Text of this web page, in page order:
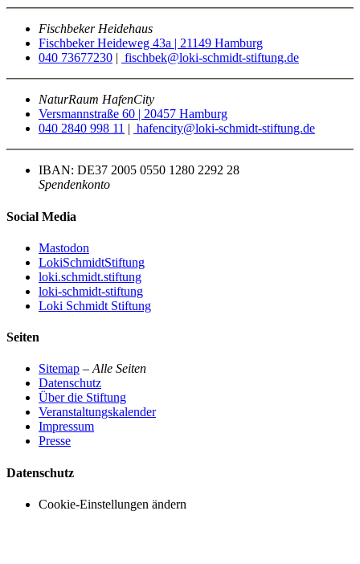
Fischbeker Heidehaus
Fischbeker Heideweg 43a | 21149 Hamburg
040 73677230 | fischbek@loki-schmidt-stiftung.de
NaturRaum HafenCity
Versmannstraße 60 | 20457 Hamburg
040 2840 998 11 | hafencity@loki-schmidt-stiftung.de
IBAN: DE37 2005 0550 1280 2292 28
Spendenkonto
Social Media
Mastodon
LokiSchmidtStiftung
loki.schmidt.stiftung
loki-schmidt-stiftung
Loki Schmidt Stiftung
Seiten
Sitemap –Alle Seiten
Datenschutz
Über die Stiftung
Veranstaltungskalender
Impressum
Presse
Datenschutz
Cookie-Einstellungen ändern